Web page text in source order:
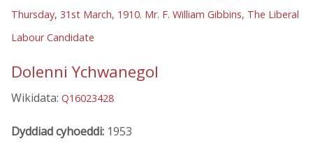
Thursday, 31st March, 1910. Mr. F. William Gibbins, The Liberal
Labour Candidate
Dolenni Ychwanegol
Wikidata: Q16023428
Dyddiad cyhoeddi: 1953